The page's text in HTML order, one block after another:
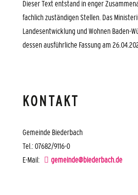
Dieser Text entstand in enger
fachlich zuständigen Stellen. Das
Landesentwicklung und Wohnen Baden-
dessen ausführliche Fassung am
KONTAKT
Gemeinde Biederbach
Tel.: 07682/9116-0
E-Mail:
gemeinde@biederbach.de